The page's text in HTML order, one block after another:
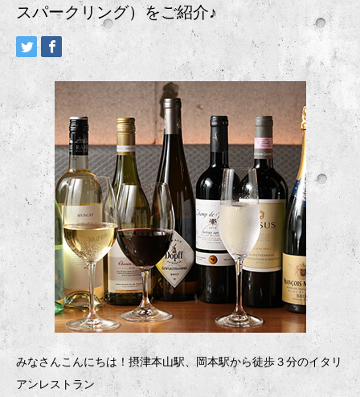
スパークリング）をご紹介♪
みなさんこんにちは！摂津本山駅、岡本駅から徒歩３分のイタリ
アンレストラン